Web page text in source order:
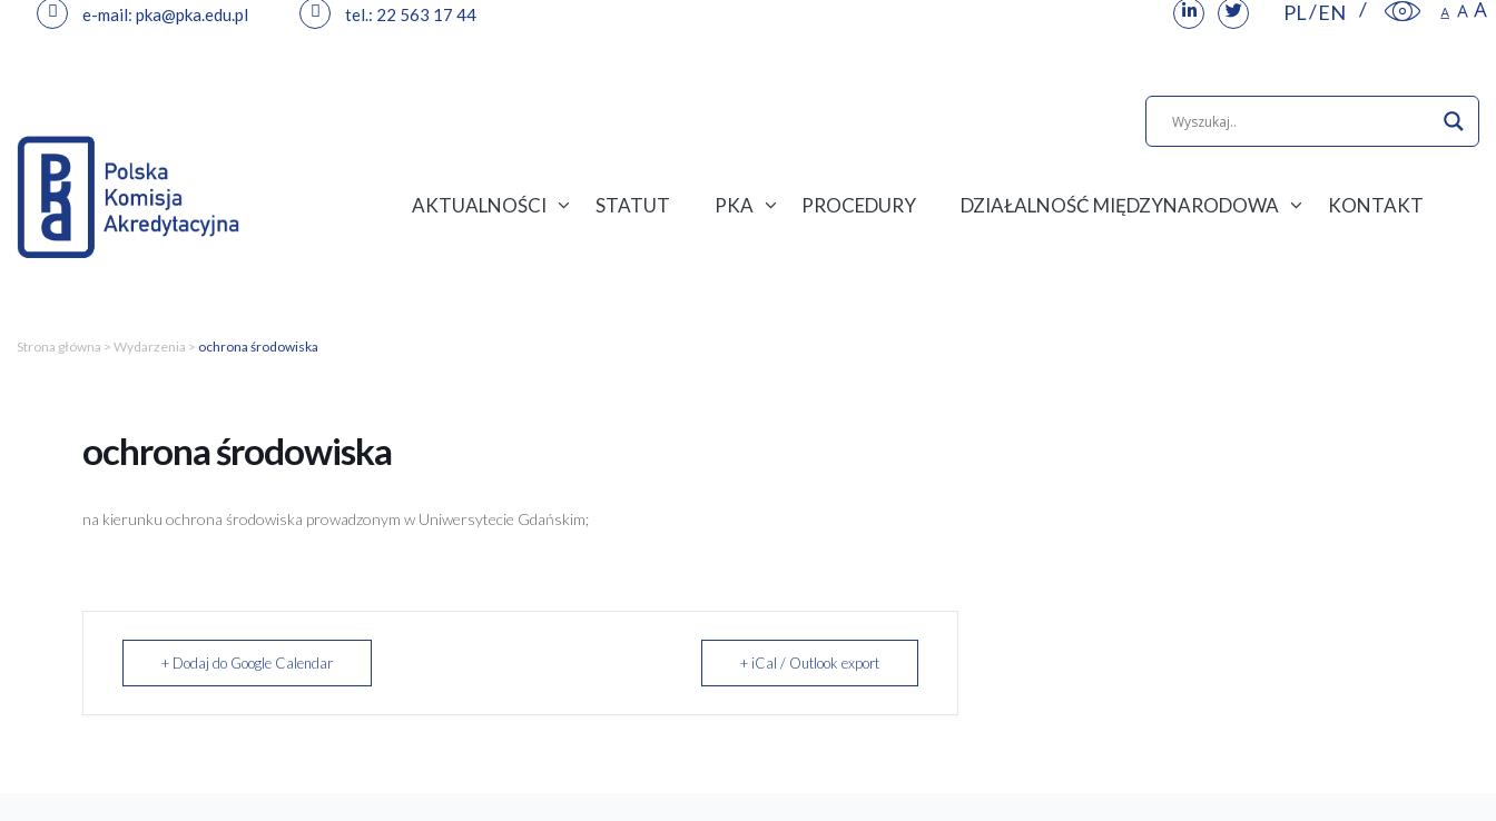
e-mail: pka@pka.edu.pl tel.: 22 563 17 44 PL EN
AKTUALNOŚCI STATUT PKA PROCEDURY DZIAŁALNOŚĆ MIĘDZYNARODOWA KONTAKT
Strona główna > Wydarzenia > ochrona środowiska
ochrona środowiska
na kierunku ochrona środowiska prowadzonym w Uniwersytecie Gdańskim;
+ Dodaj do Google Calendar + iCal / Outlook export